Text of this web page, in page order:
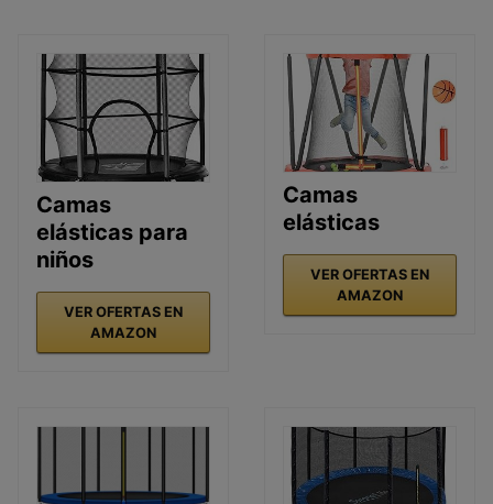
Camas
elásticas para
niños
VER OFERTAS EN
AMAZON
Camas
elásticas
VER OFERTAS EN
AMAZON